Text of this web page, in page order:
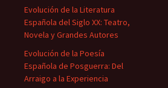
Evolución de la Literatura
Española del Siglo XX: Teatro,
Novela y Grandes Autores
Evolución de la Poesía
Española de Posguerra: Del
Arraigo a la Experiencia